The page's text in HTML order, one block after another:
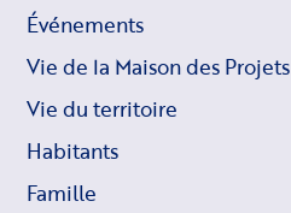
Événements
Vie de la Maison des Projets
Vie du territoire
Habitants
Famille